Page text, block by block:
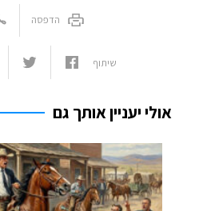
הדפסה
שיתוף
אולי יעניין אותך גם